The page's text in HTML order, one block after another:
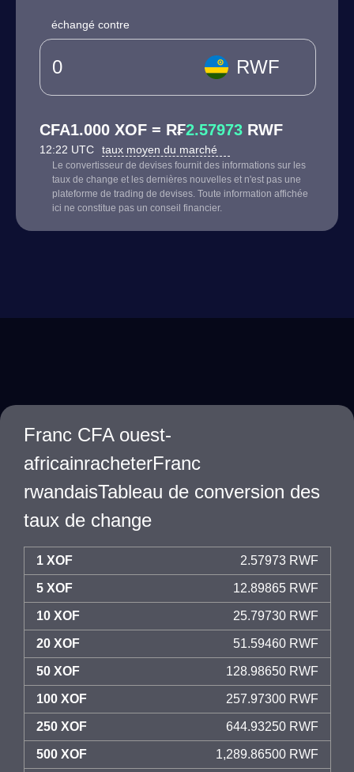
échangé contre
RWF
CFA1.000 XOF = R₣2.57973 RWF
12:22 UTC taux moyen du marché
Le convertisseur de devises fournit des informations sur les
taux de change et les dernières nouvelles et n'est pas une
plateforme de trading de devises. Toute information affichée
ici ne constitue pas un conseil financier.
Franc CFA ouest-
africainracheterFranc
rwandaisTableau de conversion des
taux de change
1 XOF 2.57973 RWF
5 XOF 12.89865 RWF
10 XOF 25.79730 RWF
20 XOF 51.59460 RWF
50 XOF 128.98650 RWF
100 XOF 257.97300 RWF
250 XOF 644.93250 RWF
500 XOF 1,289.86500 RWF